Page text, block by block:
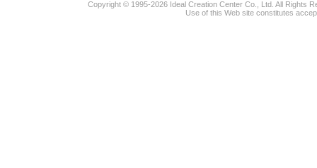
Copyright © 1995-2026 Ideal Creation Center Co., Ltd. All Rights
Use of this Web site constitutes